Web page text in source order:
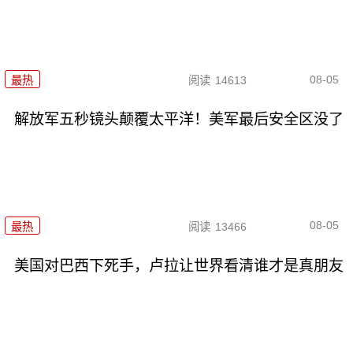
最热 阅读 14613 08-05
解放军五秒镜头颠覆太平洋！美军最后安全区没了
最热 阅读 13466 08-05
美国对巴西下死手，卢拉让世界看清谁才是真朋友